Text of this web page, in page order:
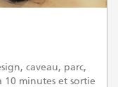
caveau, parc,
10 minutes et sortie